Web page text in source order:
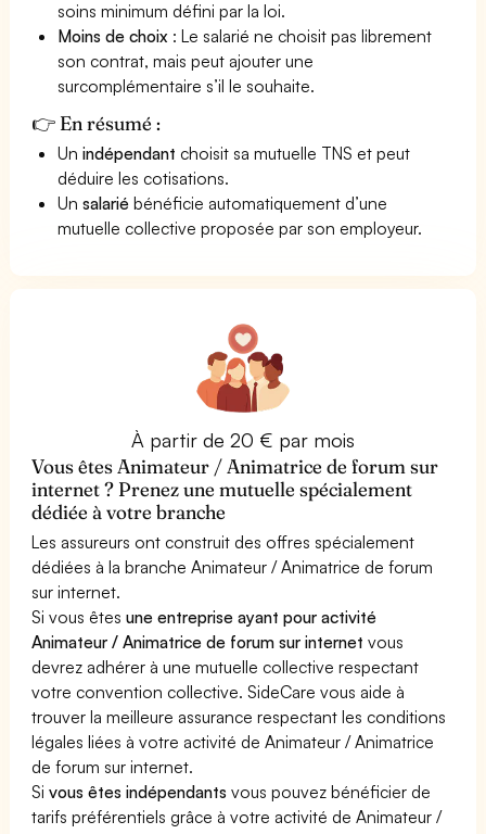
soins minimum défini par la loi.
Moins de choix : Le salarié ne choisit pas librement
son contrat, mais peut ajouter une
surcomplémentaire s’il le souhaite.
👉 En résumé :
Unindépendant choisit sa mutuelle TNS et peut
déduire les cotisations.
Unsalarié bénéficie automatiquement d’une
mutuelle collective proposée par son employeur.
À partir de 20 € par mois
Vous êtes Animateur / Animatrice de forum sur
internet ? Prenez une mutuelle spécialement
dédiée à votre branche
Les assureurs ont construit des offres spécialement
dédiées à la branche Animateur / Animatrice de forum
sur internet.
Si vous êtesune entreprise ayant pour activité
Animateur / Animatrice de forum sur internet vous
devrez adhérer à une mutuelle collective respectant
votre convention collective. SideCare vous aide à
trouver la meilleure assurance respectant les conditions
légales liées à votre activité de Animateur / Animatrice
de forum sur internet.
Sivous êtes indépendants vous pouvez bénéficier de
tarifs préférentiels grâce à votre activité de Animateur /